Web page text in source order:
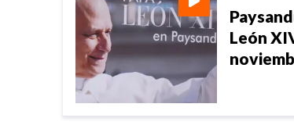
León